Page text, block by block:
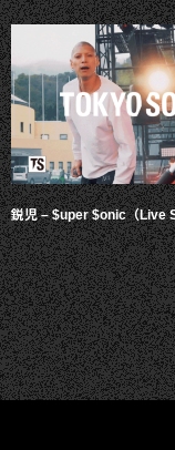
鋭児 – $uper $onic（Live